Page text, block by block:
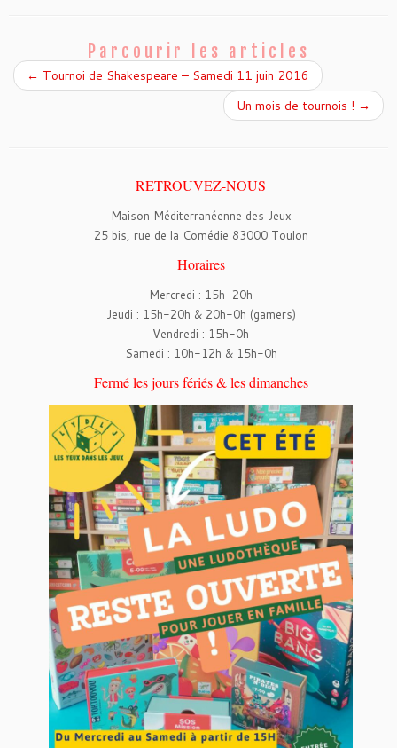
k
Parcourir les articles
← Tournoi de Shakespeare – Samedi 11 juin 2016
Un mois de tournois ! →
RETROUVEZ-NOUS
Maison Méditerranéenne des Jeux
25 bis, rue de la Comédie 83000 Toulon
Horaires
Mercredi : 15h-20h
Jeudi : 15h-20h & 20h-0h (gamers)
Vendredi : 15h-0h
Samedi : 10h-12h & 15h-0h
Fermé les jours fériés & les dimanches